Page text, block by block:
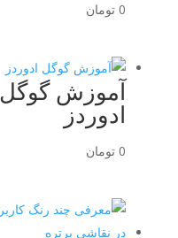
0 تومان
آموزش گوگل
ادوردز
0 تومان